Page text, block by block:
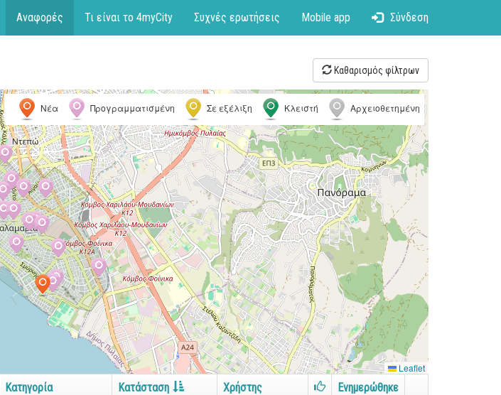
Αναφορές Τι είναι το 4myCity Συχνές ερωτήσεις Mobile app Σύνδεση
Καθαρισμός φίλτρων
Νέα Προγραμματισμένη Σε εξέλιξη Κλειστή Αρχειοθετημένη
Leaflet
Κατηγορία Κατάσταση Χρήστης Ενημερώθηκε